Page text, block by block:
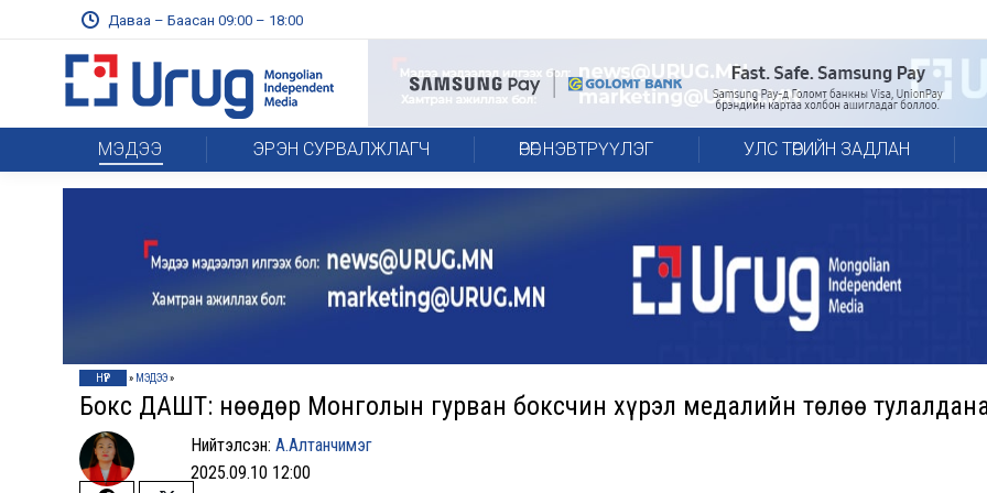
Даваа – Баасан 09:00 – 18:00
МЭДЭЭ ЭРЭН СУРВАЛЖЛАГЧ ӨРӨГ НЭВТРҮҮЛЭГ УЛС ТӨРИЙН ЗАДЛАН
НҮҮР » МЭДЭЭ»
Бокс ДАШТ: Өнөөдөр Монголын гурван боксчин хүрэл медалийн төлөө
Нийтэлсэн:А.Алтанчимэг
2025.09.10 12:00